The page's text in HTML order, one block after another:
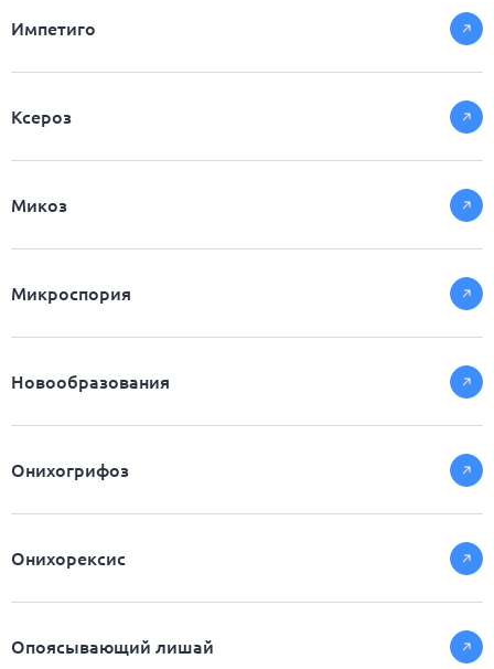
Импетиго
Ксероз
Микоз
Микроспория
Новообразования
Онихогрифоз
Онихорексис
Опоясывающий лишай